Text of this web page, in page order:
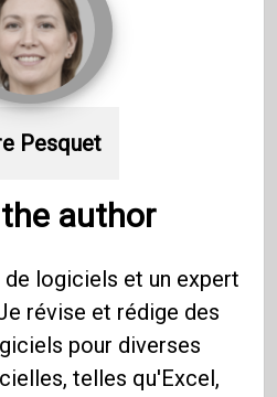
Pesquet
author
logiciels et un expert
révise et rédige des
pour diverses
telles qu'Excel,